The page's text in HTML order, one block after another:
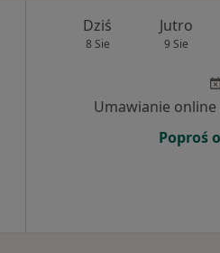
Dziś
8 Sie
Jutro
9 Sie
Umawianie
Poproś